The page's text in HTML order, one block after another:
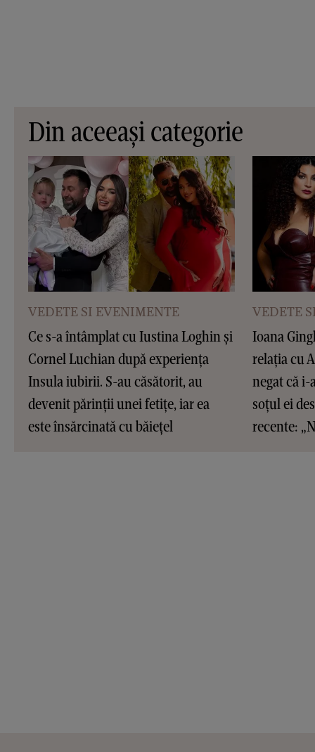
Din aceeași categorie
VEDETE SI EVENIMENTE
Ce s-a întâmplat cu Iustina Loghin și
Cornel Luchian după experiența
Insula iubirii. S-au căsătorit, au
devenit părinții unei fetițe, iar ea
este însărcinată cu băiețel
VEDETE
Ioana
relația cu
negat că i-
soțul ei
recente: